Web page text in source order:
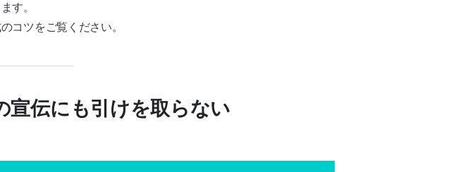
す。
コツをご覧ください。
宣伝にも引けを取らない